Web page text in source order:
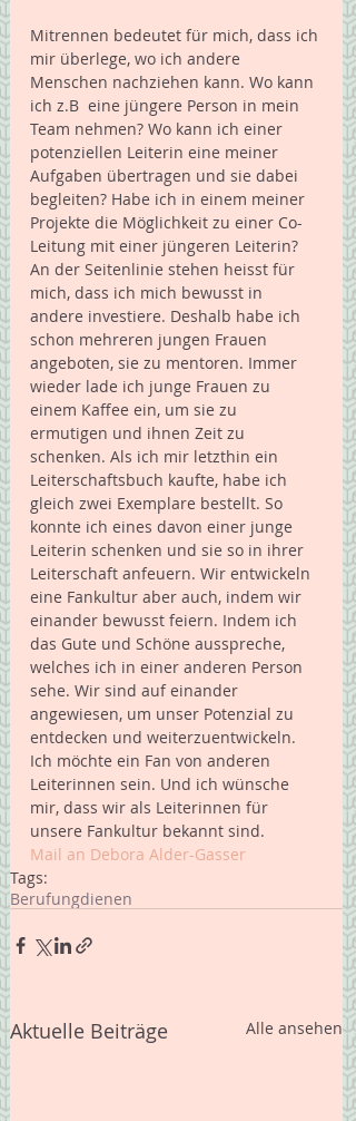
Mitrennen bedeutet für mich, dass ich
mir überlege, wo ich andere
Menschen nachziehen kann. Wo kann
ich z.B  eine jüngere Person in mein
Team nehmen? Wo kann ich einer
potenziellen Leiterin eine meiner
Aufgaben übertragen und sie dabei
begleiten? Habe ich in einem meiner
Projekte die Möglichkeit zu einer Co-
Leitung mit einer jüngeren Leiterin?
An der Seitenlinie stehen heisst für
mich, dass ich mich bewusst in
andere investiere. Deshalb habe ich
schon mehreren jungen Frauen
angeboten, sie zu mentoren. Immer
wieder lade ich junge Frauen zu
einem Kaffee ein, um sie zu
ermutigen und ihnen Zeit zu
schenken. Als ich mir letzthin ein
Leiterschaftsbuch kaufte, habe ich
gleich zwei Exemplare bestellt. So
konnte ich eines davon einer junge
Leiterin schenken und sie so in ihrer
Leiterschaft anfeuern. Wir entwickeln
eine Fankultur aber auch, indem wir
einander bewusst feiern. Indem ich
das Gute und Schöne ausspreche,
welches ich in einer anderen Person
sehe. Wir sind auf einander
angewiesen, um unser Potenzial zu
entdecken und weiterzuentwickeln.
Ich möchte ein Fan von anderen
Leiterinnen sein. Und ich wünsche
mir, dass wir als Leiterinnen für
unsere Fankultur bekannt sind.
Mail an Debora Alder-Gasser
Tags:
Berufungdienen
Aktuelle Beiträge Alle ansehen